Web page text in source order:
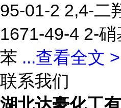
95-01-2 2,4-二
1671-49-4 2-
苯 ...查看全文 >
联系我们